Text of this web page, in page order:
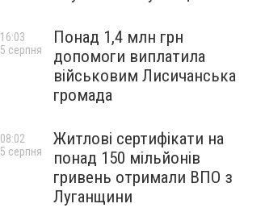
Понад 1,4 млн грн
допомоги виплатила
військовим Лисичанська
громада
16:03
5 серпня
Житлові сертифікати на
понад 150 мільйонів
гривень отримали ВПО з
Луганщини
08:02
5 серпня